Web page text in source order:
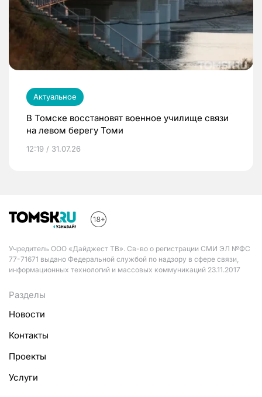
Актуальное
В Томске восстановят военное училище связи
на левом берегу Томи
12:19 / 31.07.26
Учредитель ООО «Дайджест ТВ». Св-во о регистрации СМИ ЭЛ №ФС
77-71671 выдано Федеральной службой по надзору в сфере связи,
информационных технологий и массовых коммуникаций 23.11.2017
Разделы
Новости
Контакты
Проекты
Услуги